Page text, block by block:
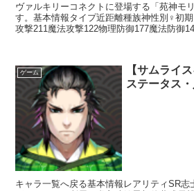
ヴァルキリーコネクトに登場する「苑神モ
す。基本情報タイプ近距離種族神性別♀初
攻撃211魔法攻撃122物理防御177魔法防御
ゲーム
【サムライ
ステータス
キャラ一覧へ戻る基本情報レアリティSR志